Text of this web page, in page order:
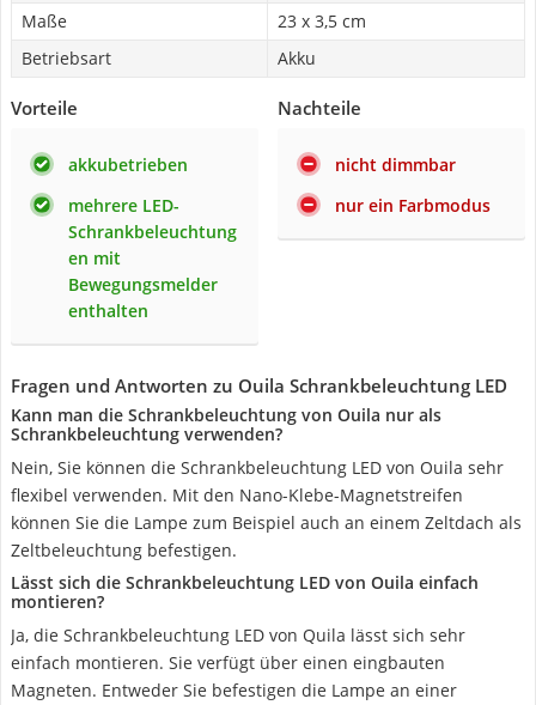
Maße
23 x 3,5 cm
Betriebsart
Akku
Vorteile
akkubetrieben
mehrere LED-
Schrankbeleuchtung
en mit
Bewegungsmelder
enthalten
Nachteile
nicht dimmbar
nur ein Farbmodus
Fragen und Antworten zu Ouila Schrankbeleuchtung LED
Kann man die Schrankbeleuchtung von Ouila nur als
Schrankbeleuchtung verwenden?
Nein, Sie können die Schrankbeleuchtung LED von Ouila sehr
flexibel verwenden. Mit den Nano-Klebe-Magnetstreifen
können Sie die Lampe zum Beispiel auch an einem Zeltdach als
Zeltbeleuchtung befestigen.
Lässt sich die Schrankbeleuchtung LED von Ouila einfach
montieren?
Ja, die Schrankbeleuchtung LED von Quila lässt sich sehr
einfach montieren. Sie verfügt über einen eingbauten
Magneten. Entweder Sie befestigen die Lampe an einer